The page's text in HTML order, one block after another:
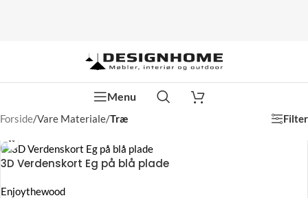
Menu
Forside/Vare Materiale/Træ Filter
3D Verdenskort Eg på blå plade
Enjoythewood